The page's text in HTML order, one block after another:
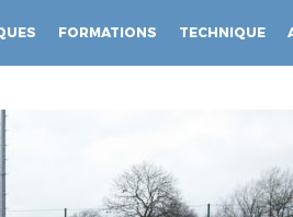
FORMATIONS TECHNIQUE